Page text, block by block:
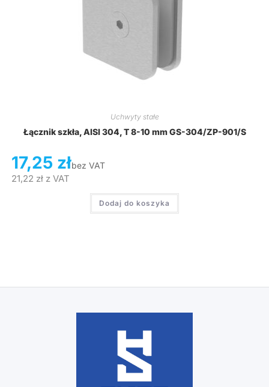
Uchwyty stałe
Łącznik szkła, AISI 304, T 8-10 mm GS-304/ZP-901/S
17,25 złbez VAT
21,22 złz VAT
Dodaj do koszyka